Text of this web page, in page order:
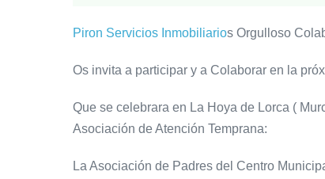
Piron Servicios Inmobiliarios Orgulloso
Os invita a participar y a Colaborar en la
Que se celebrara en La Hoya de Lorca (
Asociación de Atención Temprana:
La Asociación de Padres del Centro